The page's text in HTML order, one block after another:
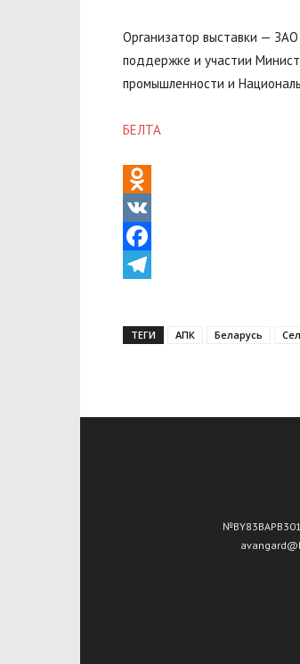
Организатор выставки — ЗАО
поддержке и участии
промышленности и
БЕЛТА
Odnoklassniki
VK
Facebook
ТЕГИ АПК Беларусь